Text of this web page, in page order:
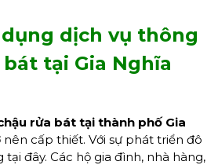
dịch vụ thông
tại Gia Nghĩa
rửa bát tại thành phố Gia
cấp thiết. Với sự phát triển đô
đây. Các hộ gia đình, nhà hàng,